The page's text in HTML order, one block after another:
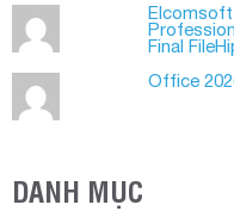
Final
Office
DANH MỤC